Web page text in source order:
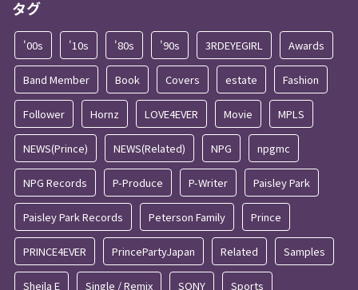
タグ
'00s '10s '80s '90s 3RDEYEGIRL Awards
Band Member Book Covers estate Fashion
Follower Hornz LOVE4EVER Movie MPLS
NEWS(Prince) NEWS(Related) NPG npgmc
NPG Records P-Produce P-Writer Paisley Park
Paisley Park Records Peterson Family Prince
PRINCE4EVER PrincePartyJapan Related Samples
Sheila E Single / Remix SONY Sports